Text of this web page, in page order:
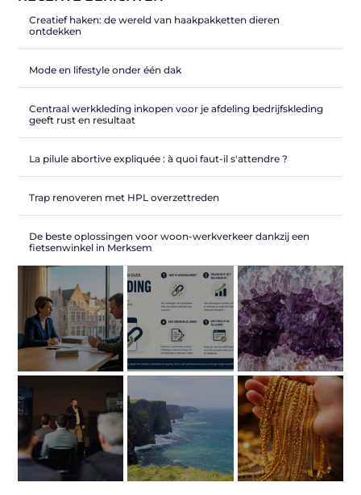
Creatief haken: de wereld van haakpakketten dieren
ontdekken
Mode en lifestyle onder één dak
Centraal werkkleding inkopen voor je afdeling bedrijfskleding
geeft rust en resultaat
La pilule abortive expliquée : à quoi faut-il s'attendre ?
Trap renoveren met HPL overzettreden
De beste oplossingen voor woon-werkverkeer dankzij een
fietsenwinkel in Merksem